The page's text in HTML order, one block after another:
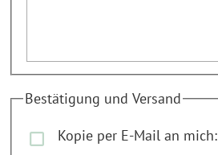
Bestätigung und Versand
Kopie per E-Mail an mich: